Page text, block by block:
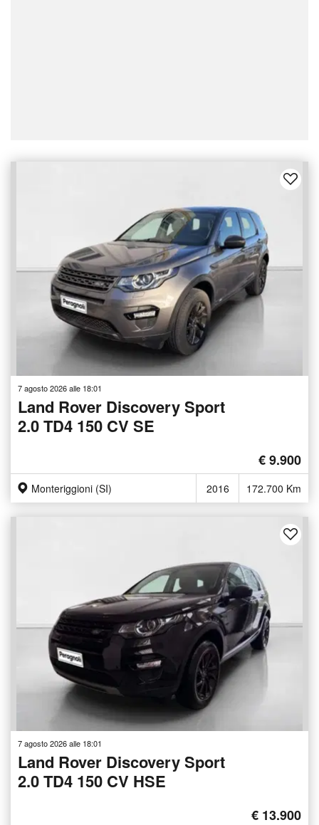
7 agosto 2026 alle 18:01
Land Rover Discovery Sport
2.0 TD4 150 CV SE
€ 9.900
Monteriggioni (SI) 2016 172.700 Km
7 agosto 2026 alle 18:01
Land Rover Discovery Sport
2.0 TD4 150 CV HSE
€ 13.900